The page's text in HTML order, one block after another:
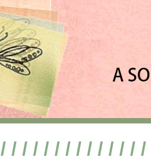
/ / / / / / / / / / / / / /